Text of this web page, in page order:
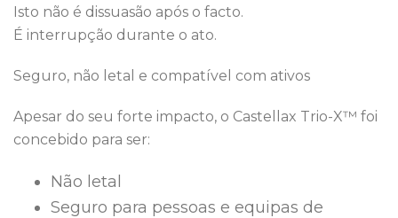
Isto não é dissuasão após o facto.
É interrupção durante o ato.
Seguro, não letal e compatível com ativos
Apesar do seu forte impacto, o Castellax Trio-X™ foi
concebido para ser:
Não letal
Seguro para pessoas e equipas de